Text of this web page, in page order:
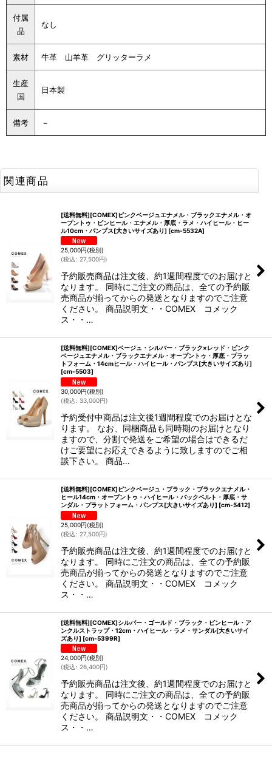
付属
品
なし
素材 牛革 山羊革 グリッターラメ
生産
国
日本製
備考 －
関連商品
[送料無料][COMEX]ピンクベージュエナメル・ブラックエナメル・オ
ープントゥ・ピンヒール・エナメル・厚底・ラメ・ハイヒール・ヒー
ル10cm・パンプス[大きいサイズあり] [cm-5532A]
25,000円(税別)
(税込: 27,500円)
予約販売商品は注文後、約1週間程度でのお届けと
なります。 同時にご注文の商品は、全ての予約販
売商品が揃ってからの発送となりますのでご注意
ください。 商品説明文・・COMEX コメック
ス・・…
[送料無料][COMEX]ベージュ・シルバー・ブラック×レッド・ピンク
ベージュエナメル・ブラックエナメル・オープントゥ・厚底・プラッ
トフォーム・14cmヒール・ハイヒール・パンプス[大きいサイズあり]
[cm-5503]
30,000円(税別)
(税込 : 33,000円)
予約受付中商品は注文後1週間程度でのお届けとな
ります。 なお、同梱商品も同時期のお届けとなり
ますので、分割で発送をご希望の場合はできるだ
けご要望にお応えできるように致しますのでご相
談下さい。 商品…
[送料無料][COMEX]ピンクベージュ・ブラック・ブラックエナメル・
ヒール14cm・オープントゥ・ハイヒール・バックベルト・厚底・サ
ンダル・プラットフォーム・パンプス[大きいサイズあり] [cm-5412]
25,000円(税別)
(税込 : 27,500円)
予約販売商品は注文後、約1週間程度でのお届けと
なります。 同時にご注文の商品は、全ての予約販
売商品が揃ってからの発送となりますのでご注意
ください。 商品説明文・・COMEX コメック
ス・・…
[送料無料][COMEX]シルバー・ゴールド・ブラック・ピンヒール・ア
ンクルストラップ・12cm・ハイヒール・ラメ・サンダル[大きいサイ
ズあり] [cm-5399R]
24,000円(税別)
(税込: 26,400円)
予約販売商品は注文後、約1週間程度でのお届けと
なります。 同時にご注文の商品は、全ての予約販
売商品が揃ってからの発送となりますのでご注意
ください。 商品説明文・・COMEX コメック
ス・・…